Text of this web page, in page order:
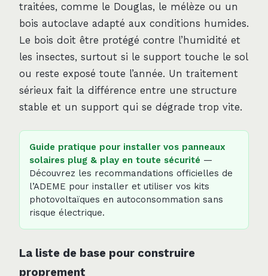
traitées, comme le Douglas, le mélèze ou un
bois autoclave adapté aux conditions humides.
Le bois doit être protégé contre l’humidité et
les insectes, surtout si le support touche le sol
ou reste exposé toute l’année. Un traitement
sérieux fait la différence entre une structure
stable et un support qui se dégrade trop vite.
Guide pratique pour installer vos panneaux
solaires plug & play en toute sécurité —
Découvrez les recommandations officielles de
l’ADEME pour installer et utiliser vos kits
photovoltaïques en autoconsommation sans
risque électrique.
La liste de base pour construire
proprement